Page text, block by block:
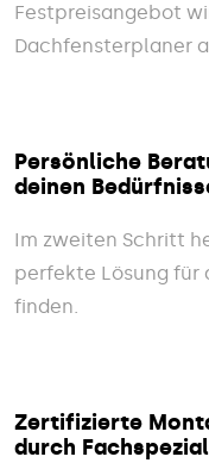
Festpreisangebot
Dachfensterplaner
Persönliche
deinen
Im zweiten Schritt
perfekte Lösung für
finden.
Zertifizierte
durch